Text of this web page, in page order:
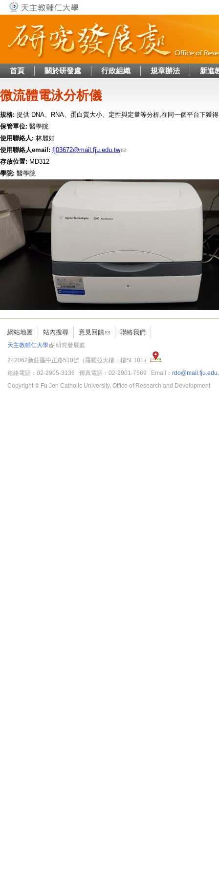
首頁 關於研發處 行政組織 規章辦法 新進
微流體電泳分析儀
規格: 提供 DNA、RNA、蛋白質大小、定性與定量等分析,在同一個平台下獲
保管單位: 醫學院
使用聯絡人: 林麗如
使用聯絡人email: fj03672@mail.fju.edu.tw
存放位置: MD312
學院: 醫學院
網站地圖 站內搜尋 意見回饋 聯絡我們
天主教輔仁大學 研究發展處
242062新莊區中正路510號（羅耀拉大樓一樓SL101）
連絡電話：02-2905-3136 傳真電話：02-2901-7569 Email：
Copyright © Fu Jen Catholic University, Office of Research and Development